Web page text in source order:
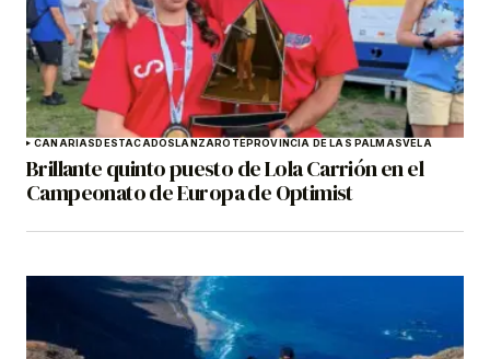
CANARIASDESTACADOSLANZAROTEPROVINCIA DE LAS PALMASVELA
Brillante quinto puesto de Lola Carrión en el
Campeonato de Europa de Optimist